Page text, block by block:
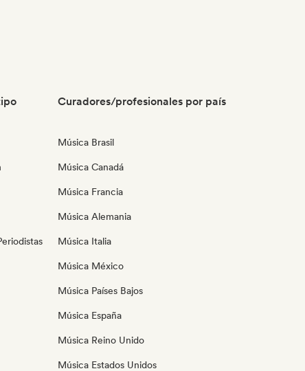
Curadores/profesionales por país
Música Brasil
Música Canadá
Música Francia
Música Alemania
Música Italia
Música México
Música Países Bajos
Música España
Música Reino Unido
Música Estados Unidos